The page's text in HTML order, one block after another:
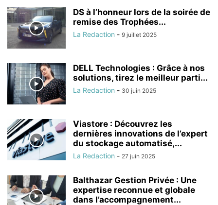
DS à l’honneur lors de la soirée de
remise des Trophées...
La Redaction - 9 juillet 2025
DELL Technologies : Grâce à nos
solutions, tirez le meilleur parti...
La Redaction - 30 juin 2025
Viastore : Découvrez les
dernières innovations de l’expert
du stockage automatisé,...
La Redaction - 27 juin 2025
Balthazar Gestion Privée : Une
expertise reconnue et globale
dans l’accompagnement...